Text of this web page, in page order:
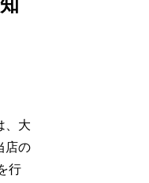
、大
店の
行